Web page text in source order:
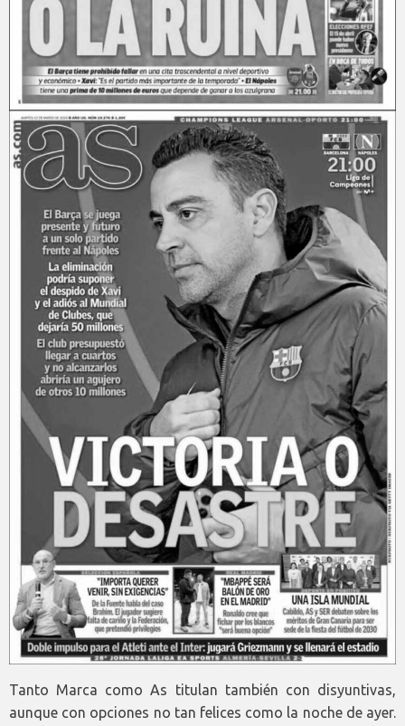
Tanto Marca como As titulan también con disyuntivas,
aunque con opciones no tan felices como la noche de ayer.